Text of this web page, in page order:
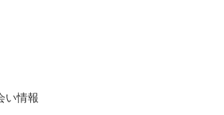
い情報